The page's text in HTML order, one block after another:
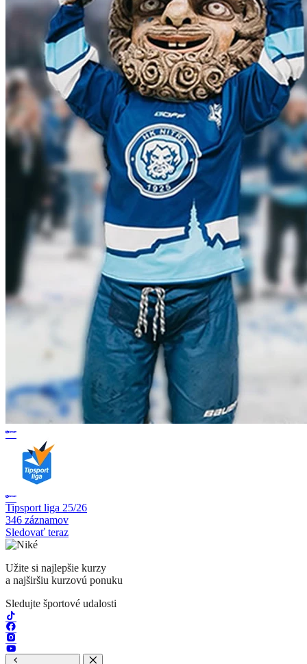
Tipsport liga 25/26
346 záznamov
Sledovať teraz
Užite si najlepšie kurzy
a najširšiu kurzovú ponuku
Sledujte športové udalosti